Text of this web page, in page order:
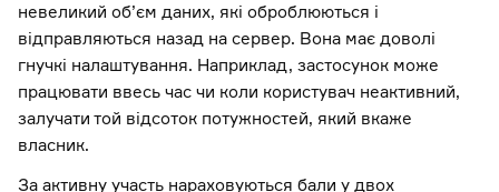
невеликий об’єм даних, які оброблюються і
відправляються назад на сервер. Вона має доволі
гнучкі налаштування. Наприклад, застосунок може
працювати ввесь час чи коли користувач неактивний,
залучати той відсоток потужностей, який вкаже
власник.
За активну участь нараховуються бали у двох